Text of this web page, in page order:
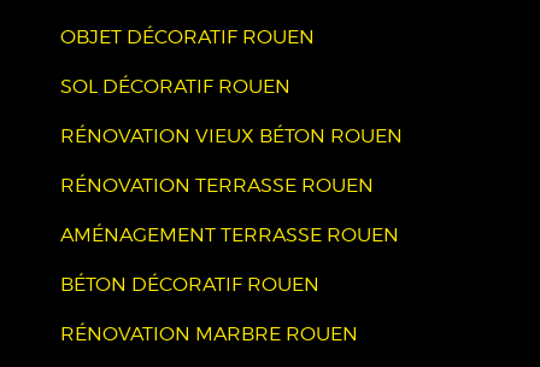
OBJET DÉCORATIF ROUEN
SOL DÉCORATIF ROUEN
RÉNOVATION VIEUX BÉTON ROUEN
RÉNOVATION TERRASSE ROUEN
AMÉNAGEMENT TERRASSE ROUEN
BÉTON DÉCORATIF ROUEN
RÉNOVATION MARBRE ROUEN